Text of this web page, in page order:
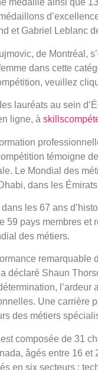
médaille ainsi que
et Gabriel Leblanc
de Montréal,
dans cette
veuillez
lauréats au sein
ligne, à
témoigne
Le Mondial des
dans les
les 67 ans
59 pays membres et
des métiers.
remarquable
déclaré Shaun
Une carrière
des métiers
composée de 31
âgés entre 16 et
en six secteurs :